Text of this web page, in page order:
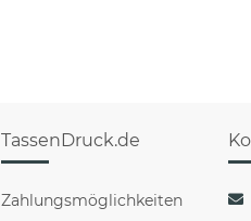
TassenDruck.de
Zahlungsmöglichkeiten